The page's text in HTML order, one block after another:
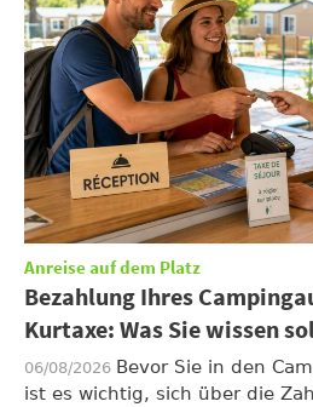
Anreise auf dem Platz
Bezahlung Ihres
Kurtaxe: Was Sie wissen
06/08/2026 Bevor Sie in den
ist es wichtig, sich über die